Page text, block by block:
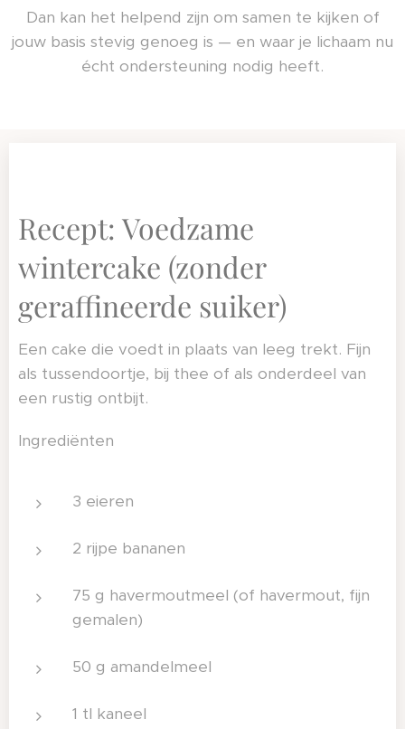
Dan kan het helpend zijn om samen te kijken of
jouw basis stevig genoeg is — en waar je lichaam nu
écht ondersteuning nodig heeft.
Recept: Voedzame
wintercake (zonder
geraffineerde suiker)
Een cake die voedt in plaats van leeg trekt. Fijn
als tussendoortje, bij thee of als onderdeel van
een rustig ontbijt.
Ingrediënten
3 eieren
2 rijpe bananen
75 g havermoutmeel (of havermout, fijn
gemalen)
50 g amandelmeel
1 tl kaneel